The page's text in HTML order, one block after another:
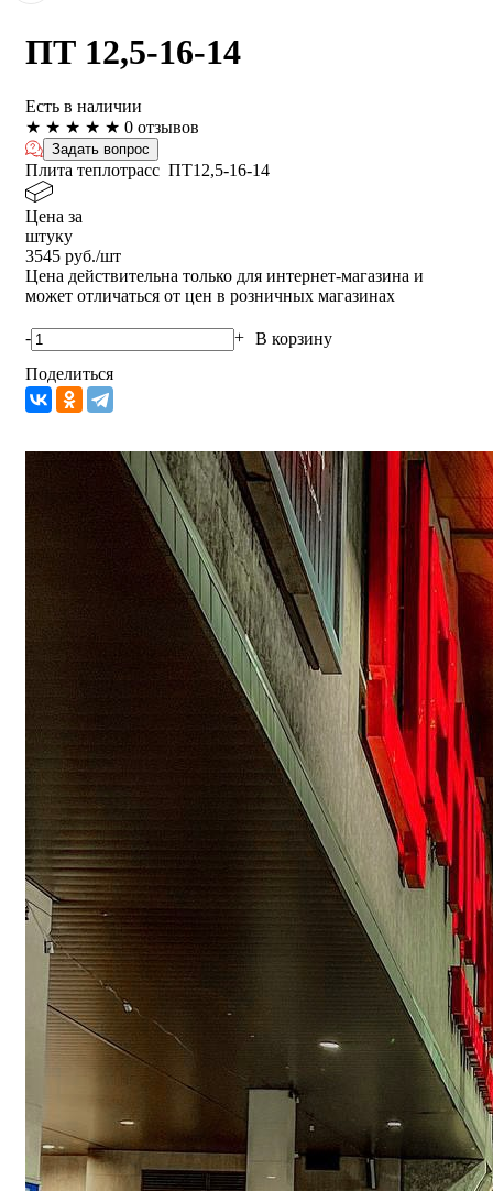
ПТ 12,5-16-14
Есть в наличии
★ ★ ★ ★ ★ 0 отзывов
Задать вопрос
Плита теплотрасс ПТ12,5-16-14
Цена за
штуку
3545 руб./шт
Цена действительна только для интернет-магазина и
может отличаться от цен в розничных магазинах
- + В корзину
Поделиться